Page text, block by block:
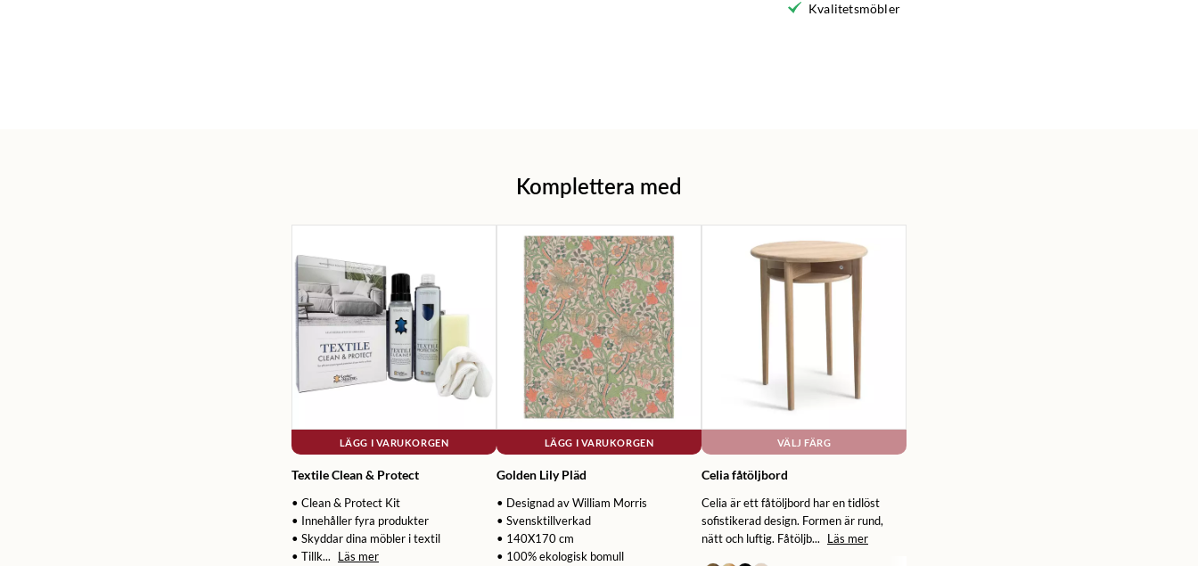
Kvalitetsmöbler
Komplettera med
LÄGG I VARUKORGEN
Textile Clean & Protect
• Clean & Protect Kit
• Innehåller fyra produkter
• Skyddar dina möbler i textil
• Tillk...
Läs mer
LÄGG I VARUKORGEN
Golden Lily Pläd
• Designad av William Morris
• Svensktillverkad
• 140X170 cm
• 100% ekologisk bomull
VÄLJ FÄRG
Celia fåtöljbord
Celia är ett fåtöljbord har en tidlöst
sofistikerad design. Formen är rund,
nätt och luftig. Fåtöljb...
Läs mer